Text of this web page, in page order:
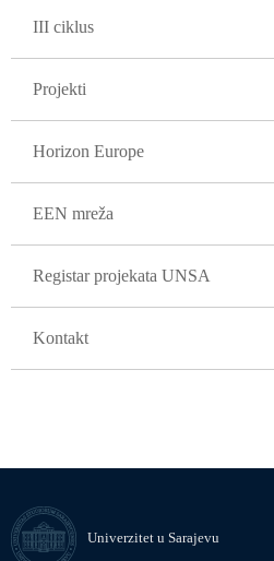
III ciklus
Projekti
Horizon Europe
EEN mreža
Registar projekata UNSA
Kontakt
Univerzitet u Sarajevu